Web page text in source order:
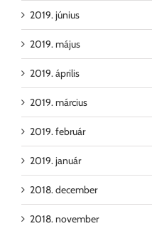
2019. június
2019. május
2019. április
2019. március
2019. február
2019. január
2018. december
2018. november